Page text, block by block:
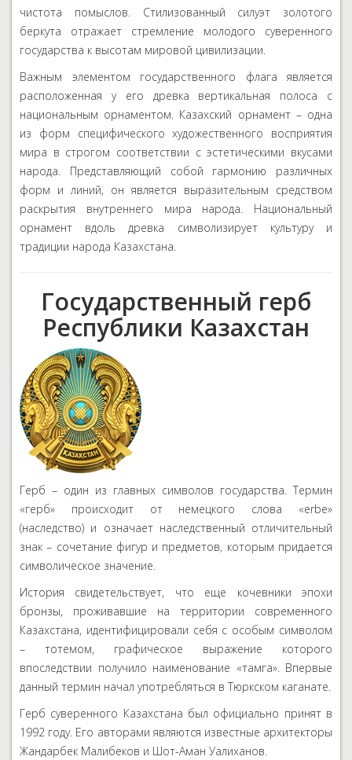
чистота помыслов. Стилизованный силуэт золотого
беркута отражает стремление молодого суверенного
государства к высотам мировой цивилизации.
Важным элементом государственного флага является
расположенная у его древка вертикальная полоса с
национальным орнаментом. Казахский орнамент – одна
из форм специфического художественного восприятия
мира в строгом соответствии с эстетическими вкусами
народа. Представляющий собой гармонию различных
форм и линий, он является выразительным средством
раскрытия внутреннего мира народа. Национальный
орнамент вдоль древка символизирует культуру и
традиции народа Казахстана.
Государственный герб
Республики Казахстан
Герб – один из главных символов государства. Термин
«герб» происходит от немецкого слова «erbe»
(наследство) и означает наследственный отличительный
знак – сочетание фигур и предметов, которым придается
символическое значение.
История свидетельствует, что еще кочевники эпохи
бронзы, проживавшие на территории современного
Казахстана, идентифицировали себя с особым символом
– тотемом, графическое выражение которого
впоследствии получило наименование «тамга». Впервые
данный термин начал употребляться в Тюркском каганате.
Герб суверенного Казахстана был официально принят в
1992 году. Его авторами являются известные архитекторы
Жандарбек Малибеков и Шот-Аман Уалиханов.